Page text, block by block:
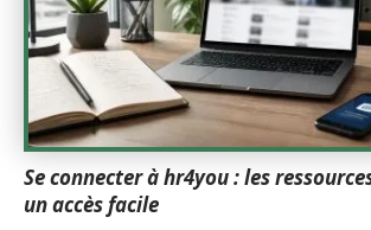
Se connecter à hr4you : les
un accès facile